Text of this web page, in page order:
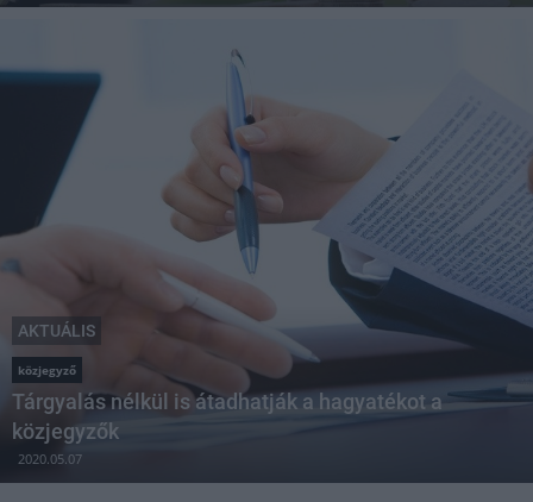
AKTUÁLIS
közjegyző
Tárgyalás nélkül is átadhatják a hagyatékot a
közjegyzők
2020.05.07